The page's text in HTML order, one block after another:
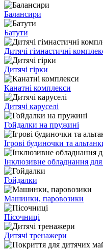
Балансири
Батути
Дитячі гімнастичні
Дитячі гірки
Канатні комплекси
Дитячі каруселі
Гойдалки на пружині
Ігрові будиночки та
Інклюзивне обладнання
Гойдалки
Машинки, паровозики
Пісочниці
Дитячі тренажери